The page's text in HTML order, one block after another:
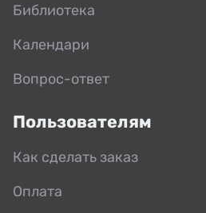
Библиотека
Календари
Вопрос-ответ
Пользователям
Как сделать заказ
Оплата